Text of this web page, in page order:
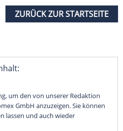
ZURÜCK ZUR STARTSEITE
um den von unserer Redaktion
GmbH anzuzeigen. Sie können
lassen und auch wieder